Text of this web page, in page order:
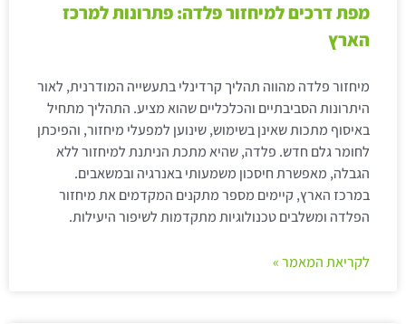
מפת דרכים למיחזור פלדה: פתרונות למרכז
הארץ
מיחזור פלדה מהווה תהליך קרדינלי בתעשייה המודרנית, לאור
היתרונות הסביבתיים והכלכליים שהוא מציע. התהליך מתחיל
באיסוף מתכות שאינן בשימוש, שינוען למפעלי מיחזור, והפיכתן
לחומר גלם חדש. פלדה, שהיא מתכת הניתנת למיחזור ללא
הגבלה, מאפשרת חיסכון משמעותי באנרגיה ובמשאבים.
במרכז הארץ, קיימים מספר מתקנים המקדמים את מיחזור
הפלדה ומשלבים טכנולוגיות מתקדמות לשיפור היעילות.
לקריאת המאמר »